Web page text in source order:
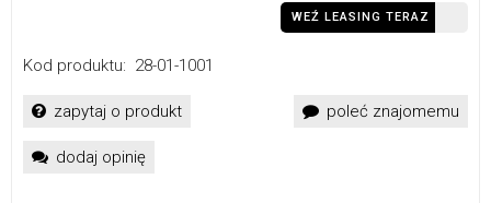
WEŹ LEASING TERAZ
Kod produktu: 28-01-1001
zapytaj o produkt poleć znajomemu
dodaj opinię